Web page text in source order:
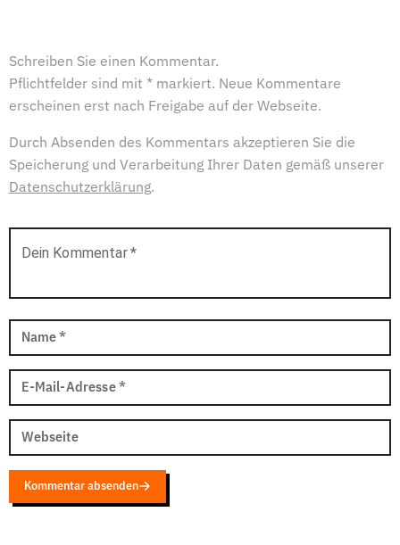
Schreiben Sie einen Kommentar.
Pflichtfelder sind mit * markiert. Neue Kommentare
erscheinen erst nach Freigabe auf der Webseite.
Durch Absenden des Kommentars akzeptieren Sie die
Speicherung und Verarbeitung Ihrer Daten gemäß unserer
Datenschutzerklärung.
Dein Kommentar*
Name *
E-Mail-Adresse *
Webseite
Kommentar absenden